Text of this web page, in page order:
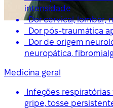
intensidade
Dor cervical, lombar,
Dor pós-traumática
Dor de origem
neuropática,
Medicina geral
Infeções
gripe, tosse